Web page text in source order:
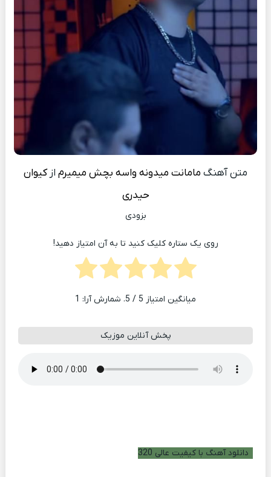
متن آهنگ مامانت میدونه واسه بچش میمیرم ازکیوان
حیدری
بزودی
روی یک ستاره کلیک کنید تا به آن امتیاز دهید!
میانگین امتیاز 5 / 5. شمارش آرا: 1
پخش آنلاین موزیک
دانلود آهنگ با کیفیت عالی 320